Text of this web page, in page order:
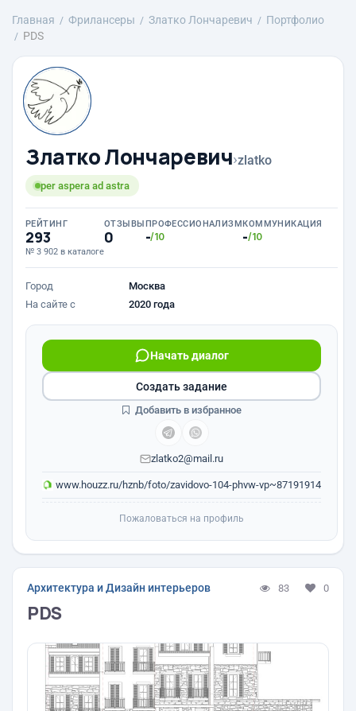
Главная Фрилансеры Златко Лончаревич
Портфолио
PDS
Златко Лончаревич›zlatko
per aspera ad astra
РЕЙТИНГ
293
№ 3 902 в каталоге
ОТЗЫВЫ
0
ПРОФЕССИОНАЛИЗМ
-/10
КОММУНИКАЦИЯ
-/10
Город
Москва
На сайте с
2020 года
Начать диалог
zlatko2@mail.ru
www.houzz.ru/hznb/foto/zavidovo-104-phvw-vp~87191914
Создать задание
Добавить в избранное
Пожаловаться на профиль
Архитектура и Дизайн интерьеров 83 0
PDS